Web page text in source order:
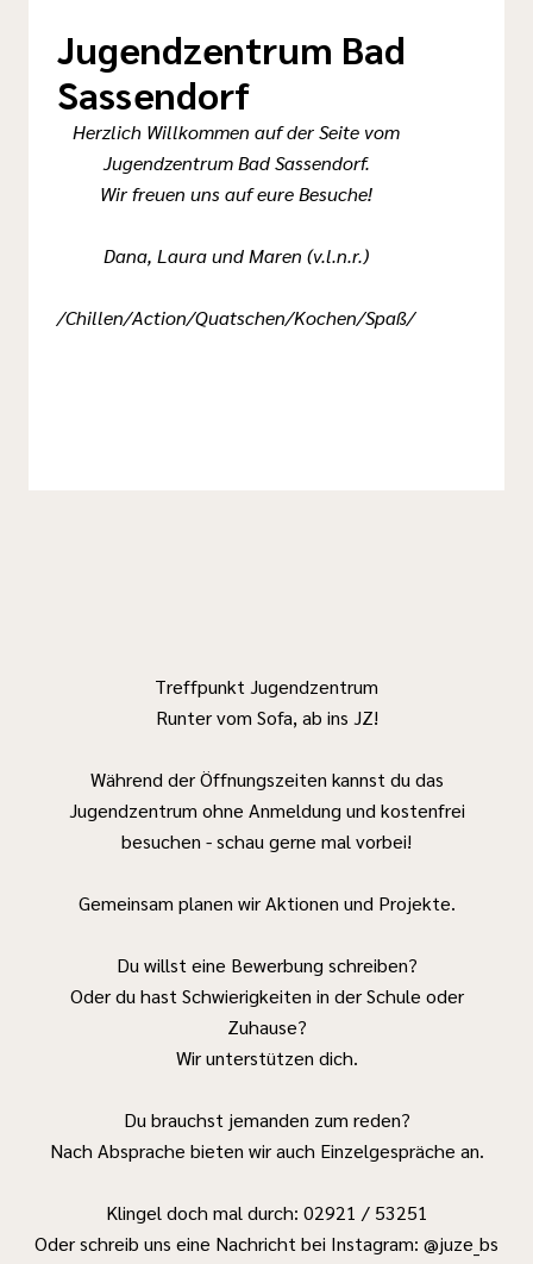
Jugendzentrum Bad
Sassendorf
Herzlich Willkommen auf der Seite vom
Jugendzentrum Bad Sassendorf.
Wir freuen uns auf eure Besuche!
Dana, Laura und Maren (v.l.n.r.)
/Chillen/Action/Quatschen/Kochen/Spaß/
Treffpunkt Jugendzentrum
Runter vom Sofa, ab ins JZ!
Während der Öffnungszeiten kannst du das
Jugendzentrum ohne Anmeldung und kostenfrei
besuchen - schau gerne mal vorbei!
Gemeinsam planen wir Aktionen und Projekte.
Du willst eine Bewerbung schreiben?
Oder du hast Schwierigkeiten in der Schule oder
Zuhause?
Wir unterstützen dich.
Du brauchst jemanden zum reden?
Nach Absprache bieten wir auch Einzelgespräche an.
Klingel doch mal durch: 02921 / 53251
Oder schreib uns eine Nachricht bei Instagram: @juze_bs